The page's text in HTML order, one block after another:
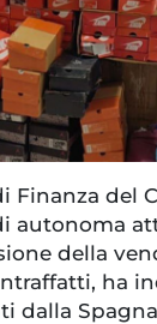
Finanza del
autonoma
della
ha
dalla